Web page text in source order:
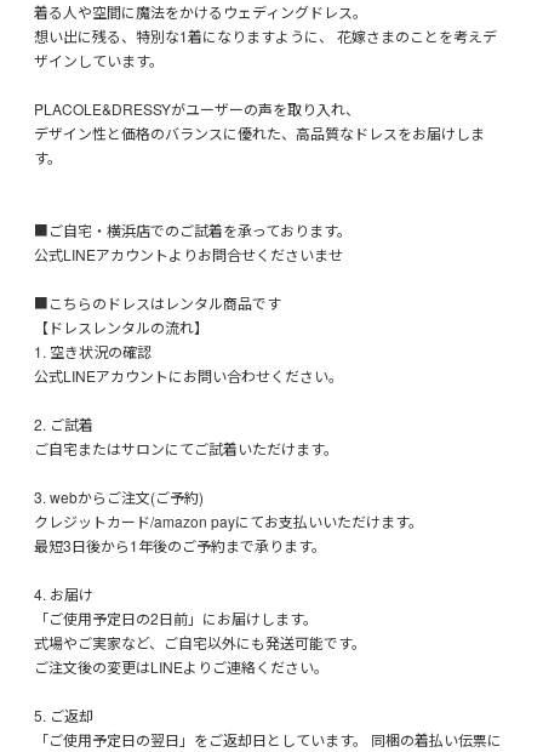
着る人や空間に魔法をかけるウェディングドレス。
想い出に残る、特別な1着になりますように、 花嫁さまのことを考えデ
ザインしています。
PLACOLE&DRESSYがユーザーの声を取り入れ、
デザイン性と価格のバランスに優れた、高品質なドレスをお届けしま
す。
■ご自宅・横浜店でのご試着を承っております。
公式LINEアカウントよりお問合せくださいませ
■こちらのドレスはレンタル商品です
【ドレスレンタルの流れ】
1. 空き状況の確認
公式LINEアカウントにお問い合わせください。
2. ご試着
ご自宅またはサロンにてご試着いただけます。
3. webからご注文(ご予約)
クレジットカード/amazon payにてお支払いいただけます。
最短3日後から1年後のご予約まで承ります。
4. お届け
「ご使用予定日の2日前」にお届けします。
式場やご実家など、ご自宅以外にも発送可能です。
ご注文後の変更はLINEよりご連絡ください。
5. ご返却
「ご使用予定日の翌日」をご返却日としています。 同梱の着払い伝票に